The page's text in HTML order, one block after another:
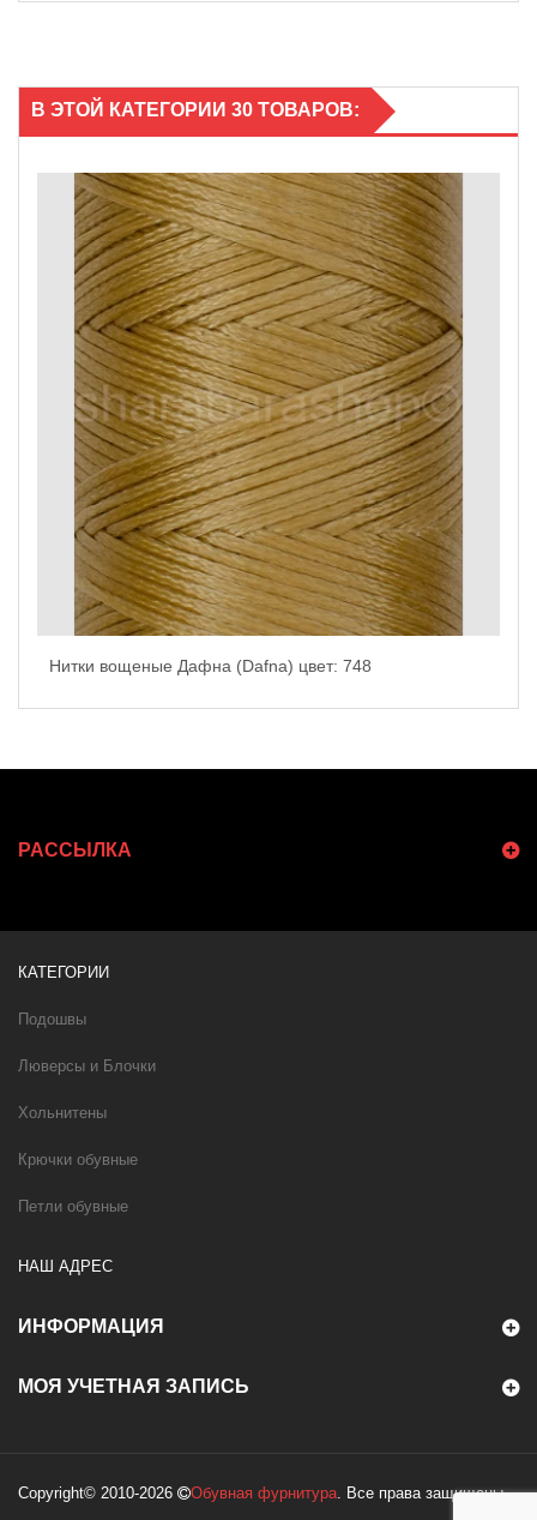
В ЭТОЙ КАТЕГОРИИ 30 ТОВАРОВ:
Нитки вощеные Дафна (Dafna) цвет: 748
РАССЫЛКА
КАТЕГОРИИ
Подошвы
Люверсы и Блочки
Хольнитены
Крючки обувные
Петли обувные
НАШ АДРЕС
ИНФОРМАЦИЯ
МОЯ УЧЕТНАЯ ЗАПИСЬ
Copyright© 2010-2026 Обувная фурнитура. Все права защищены